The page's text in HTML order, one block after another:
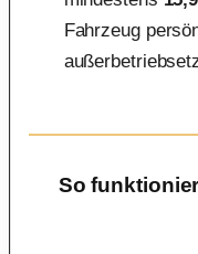
Fahrzeug
So